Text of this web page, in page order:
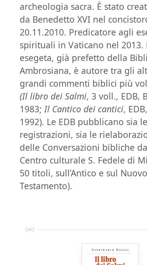
archeologia sacra. È stato
da Benedetto XVI nel
20.11.2010. Predicatore agli
spirituali in Vaticano nel 2013.
esegeta, già prefetto della
Ambrosiana, è autore tra gli
grandi commenti biblici più
(Il libro dei Salmi, 3 voll., EDB,
1983;Il Cantico dei cantici,
1992). Le EDB pubblicano sia le
registrazioni, sia le
delle Conversazioni bibliche
Centro culturale S. Fedele di
50 titoli, sull’Antico e sul Nuovo
Testamento).